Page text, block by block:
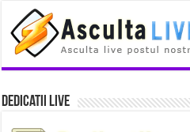
Dedicatii Live